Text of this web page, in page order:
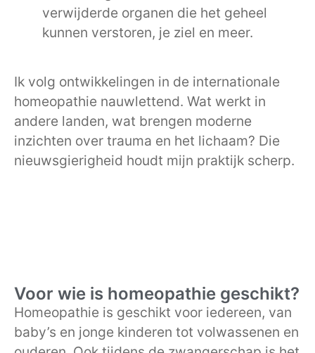
verwijderde organen die het geheel
kunnen verstoren, je ziel en meer.
Ik volg ontwikkelingen in de internationale
homeopathie nauwlettend. Wat werkt in
andere landen, wat brengen moderne
inzichten over trauma en het lichaam? Die
nieuwsgierigheid houdt mijn praktijk scherp.
Voor wie is homeopathie geschikt?
Homeopathie is geschikt voor iedereen, van
baby’s en jonge kinderen tot volwassenen en